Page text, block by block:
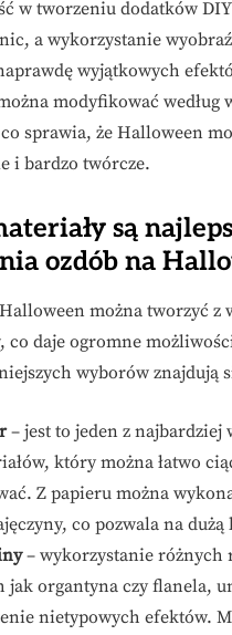
w tworzeniu dodatków
a wykorzystanie
wyjątkowych
modyfikować według
sprawia, że Halloween
i bardzo twórcze.
są
ozdób na
można tworzyć z
co daje ogromne
wyborów znajdują
– jest to jeden z najbardziej
który można łatwo
Z papieru można
co pozwala na
– wykorzystanie różnych
jak organtyna czy flanela,
nietypowych efektów.